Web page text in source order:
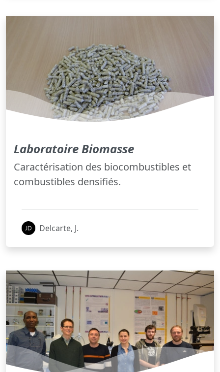
Laboratoire Biomasse
Caractérisation des biocombustibles et
combustibles densifiés.
Delcarte, J.